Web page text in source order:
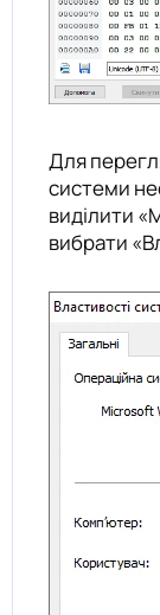
Для
системи
виділити
вибрати